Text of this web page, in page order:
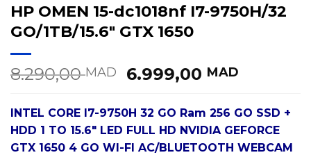
HP OMEN 15-dc1018nf I7-9750H/32
GO/1TB/15.6″ GTX 1650
8.290,00MAD
Le
initial
était :
8.290,00 MAD.
6.999,00 MAD
actuel
est :
INTEL CORE I7-9750H 32 GO Ram 256 GO SSD +
HDD 1 TO 15.6″ LED FULL HD NVIDIA GEFORCE
GTX 1650 4 GO WI-FI AC/BLUETOOTH WEBCAM